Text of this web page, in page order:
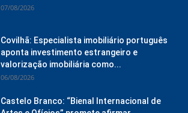
07/08/2026
Covilhã: Especialista imobiliário português
aponta investimento estrangeiro e
valorização imobiliária como...
06/08/2026
Castelo Branco: “Bienal Internacional de